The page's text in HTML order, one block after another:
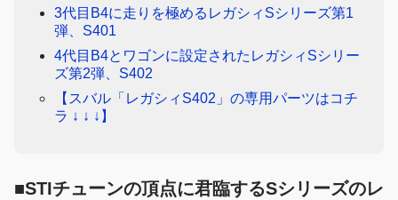
3代目B4に走りを極めるレガシィSシリーズ第1
弾、S401
4代目B4とワゴンに設定されたレガシィSシリー
ズ第2弾、S402
【スバル「レガシィS402」の専用パーツはコチ
ラ ↓ ↓ ↓】
■STIチューンの頂点に君臨するSシリーズのレ